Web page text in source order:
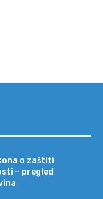
o zaštiti
– pregled